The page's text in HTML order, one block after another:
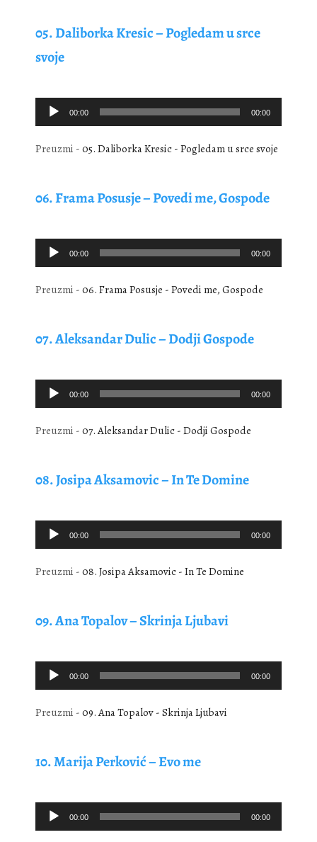
05. Daliborka Kresic – Pogledam u srce
svoje
Audio
Player
00:00 00:00
Preuzmi - 05. Daliborka Kresic - Pogledam u srce svoje
06. Frama Posusje – Povedi me, Gospode
Audio
Player
00:00 00:00
Preuzmi - 06. Frama Posusje - Povedi me, Gospode
07. Aleksandar Dulic – Dodji Gospode
Audio
Player
00:00 00:00
Preuzmi - 07. Aleksandar Dulic - Dodji Gospode
08. Josipa Aksamovic – In Te Domine
Audio
Player
00:00 00:00
Preuzmi - 08. Josipa Aksamovic - In Te Domine
09. Ana Topalov – Skrinja Ljubavi
Audio
Player
00:00 00:00
Preuzmi - 09. Ana Topalov - Skrinja Ljubavi
10. Marija Perković – Evo me
Audio
Player
00:00 00:00